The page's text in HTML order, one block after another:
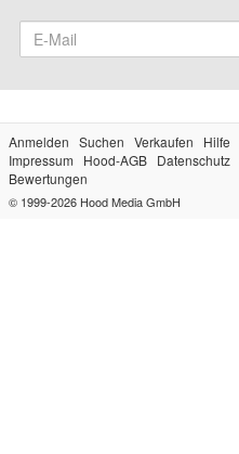
Anmelden Suchen Verkaufen
Hilfe
Impressum
Hood-AGB Datenschutz
Bewertungen
© 1999-2026 Hood Media GmbH